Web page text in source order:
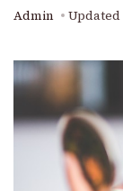
Admin Updated